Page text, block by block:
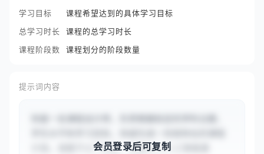
学习目标
课程希望达到的具体学习目标
总学习时长
课程的总学习时长
课程阶段数
课程划分的阶段数量
提示词内容
计划。请基于以下信息：主题为{{人工智能基
会员登录后可复制